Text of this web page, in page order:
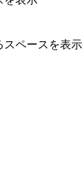
スペースを表示